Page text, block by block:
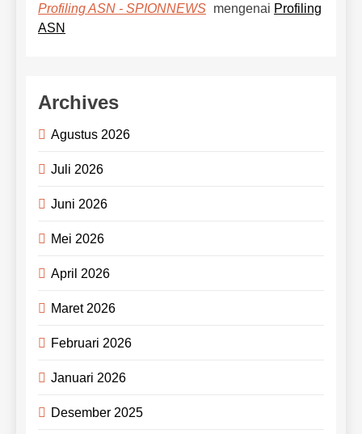
Profiling ASN - SPIONNEWS mengenai Profiling
ASN
Archives
Agustus 2026
Juli 2026
Juni 2026
Mei 2026
April 2026
Maret 2026
Februari 2026
Januari 2026
Desember 2025